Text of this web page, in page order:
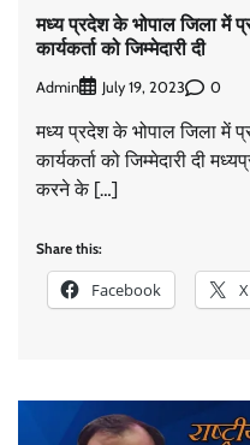
मध्य प्रदेश के भोपाल जिला में
कार्यकर्ता को जिम्मेदारी दी
Admin July 19, 2023 0
मध्य प्रदेश के भोपाल जिला में
कार्यकर्ता को जिम्मेदारी दी
करने के […]
Share this:
Facebook X